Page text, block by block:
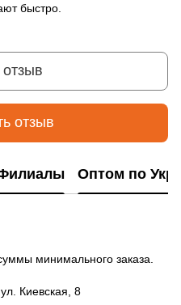
быстро.
отзыв
Оптом по
минимального заказа.
Киевская, 8